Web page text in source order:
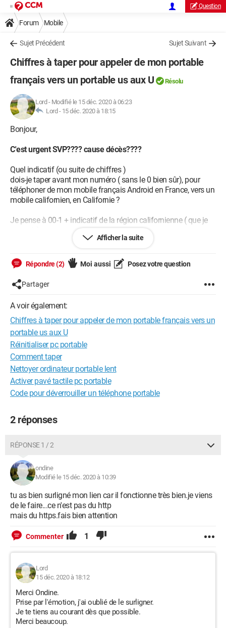
Question
Forum Mobile
Sujet Précédent Sujet Suivant
Chiffres à taper pour appeler de mon portable
français vers un portable us aux U
Résolu
Lord - Modifié le 15 déc. 2020 à 06:23
Lord - 15 déc. 2020 à 18:15
Bonjour,
C'est urgent SVP???? cause décès????
Quel indicatif (ou suite de chiffres )
dois-je taper avant mon numéro ( sans le 0 bien sûr), pour
téléphoner de mon mobile français Android en France, vers un
mobile californien, en Californie ?
Je pense à 00-1 + indicatif de la région californienne ( que je
D'avance, je vous remercie pour votre aide précieuse, réactivité
<
Afficher la suite
Répondre (2) Moi aussi Posez votre question
Partager
A voir également:
Chiffres à taper pour appeler de mon portable français vers un
portable us aux U
Réinitialiser pc portable
Comment taper
Nettoyer ordinateur portable lent
Activer pavé tactile pc portable
Code pour déverrouiller un téléphone portable
2 réponses
RÉPONSE 1 / 2
ondine
Modifié le 15 déc. 2020 à 10:39
tu as bien surligné mon lien car il fonctionne très bien.je viens
de le faire...ce n'est pas du http
mais du https.fais bien attention
Commenter 1
Lord
15 déc. 2020 à 18:12
Merci Ondine.
Prise par l'émotion, j'ai oublié de le surligner.
Je te tiens au courant dès que possible.
Merci beaucoup.